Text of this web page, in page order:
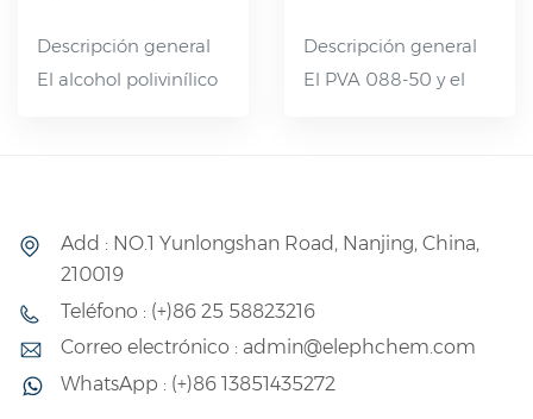
Descripción general
El alcohol polivinílico
blancas, floculantes o
en polvo. Es no tóxico,
insípido y libre de
contaminación, y se
disuelve en agua a
Descripción general
El PVA 088-50 y el
hidrolizados. Es un
agua con una amplia
gama de usos. Su
rendimiento se
Add : NO.1 Yunlongshan Road, Nanjing, China,
210019
Teléfono : (+)86 25 58823216
Correo electrónico : admin@elephchem.com
WhatsApp : (+)86 13851435272